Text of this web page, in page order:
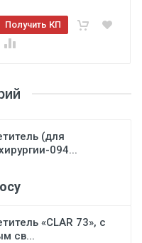
(для
094...
«CLAR 73», с
св...
Получить КП